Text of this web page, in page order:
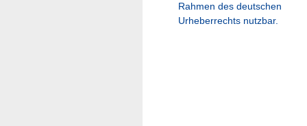
Rahmen des deutschen
Urheberrechts nutzbar.